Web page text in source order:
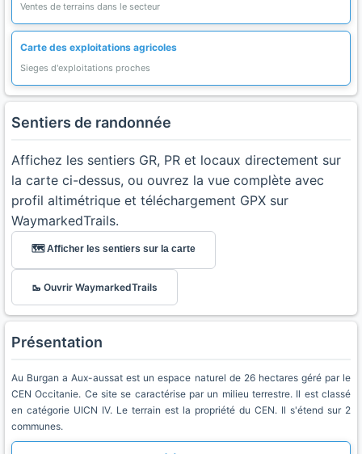
Ventes de terrains dans le secteur
Carte des exploitations agricoles
Sieges d'exploitations proches
Sentiers de randonnée
Affichez les sentiers GR, PR et locaux directement sur
la carte ci-dessus, ou ouvrez la vue complète avec
profil altimétrique et téléchargement GPX sur
WaymarkedTrails.
🗺️ Afficher les sentiers sur la carte
🥾 Ouvrir WaymarkedTrails
Présentation
Au Burgan a Aux-aussat est un espace naturel de 26 hectares géré par le
CEN Occitanie. Ce site se caractérise par un milieu terrestre. Il est classé
en catégorie UICN IV. Le terrain est la propriété du CEN. Il s'étend sur 2
communes.